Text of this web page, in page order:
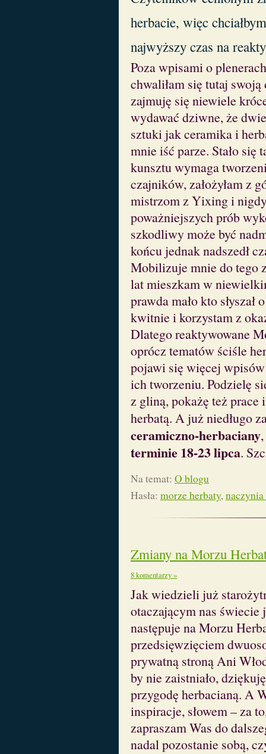
herbacie, więc
najwyższy czas na
Poza wpisami o
chwaliłam się tutaj
zajmuję się niewiele
wydawać dziwne, że
sztuki jak ceramika i
mnie iść parze. Stało
kunsztu wymaga
czajników, założyłam z
mistrzom z Yixing i
poważniejszych prób
szkodliwy może być
końcu jednak nadszedł
Mobilizuje mnie do tego
lat mieszkam w
prawda mało kto
kwitnie i korzystam z
Dlatego reaktywowane
oprócz tematów ściśle
pojawi się więcej
ich tworzeniu. Podzielę
z gliną, pokażę też
herbatą. A już niedługo
ceramiczno-herbaciany
terminie 18-23 lipca.
Na temat: O blogu
Hasła: morze herbaty,
Zmiany na Morzu
8 komentarzy »
Jak wiedzieli już
otaczającym nas
następuje na Morzu
przedsięwzięciem
prywatną stroną Ani
by nie zaistniało,
przygodę herbacianą. A
inspiracje, słowem – za
zapraszam Was do
nadal pozostanie sobą,